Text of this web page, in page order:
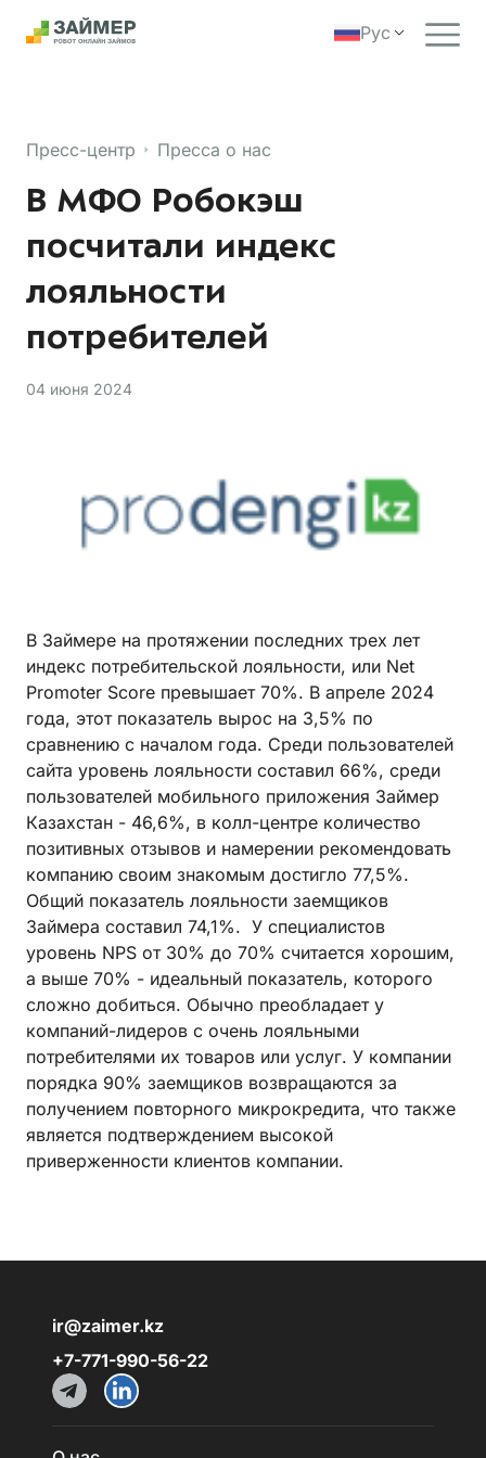
Рус
Пресс-центр Пресса о нас
В МФО Робокэш
посчитали индекс
лояльности
потребителей
04 июня 2024
В Займере на протяжении последних трех лет
индекс потребительской лояльности, или Net
Promoter Score превышает 70%. В апреле 2024
года, этот показатель вырос на 3,5% по
сравнению с началом года. Среди пользователей
сайта уровень лояльности составил 66%, среди
пользователей мобильного приложения Займер
Казахстан - 46,6%, в колл-центре количество
позитивных отзывов и намерении рекомендовать
компанию своим знакомым достигло 77,5%.
Общий показатель лояльности заемщиков
Займера составил 74,1%. У специалистов
уровень NPS от 30% до 70% считается хорошим,
а выше 70% - идеальный показатель, которого
сложно добиться. Обычно преобладает у
компаний-лидеров с очень лояльными
потребителями их товаров или услуг. У компании
порядка 90% заемщиков возвращаются за
получением повторного микрокредита, что также
является подтверждением высокой
приверженности клиентов компании.
ir@zaimer.kz
+7-771-990-56-22